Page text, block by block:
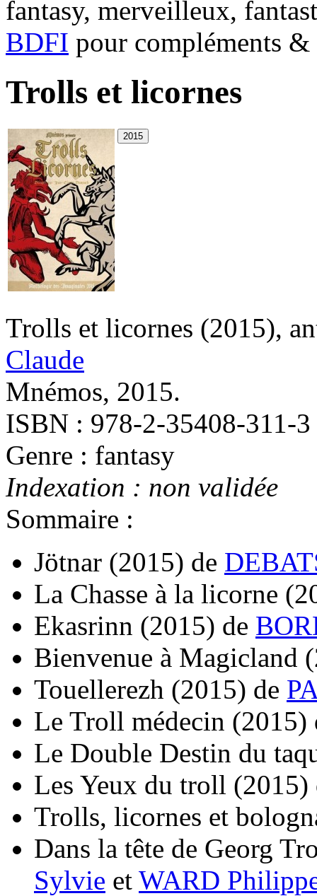
fantasy, merveilleux,
BDFI pour compléments
Trolls et licornes
Trolls et licornes (2015),
Claude
Mnémos, 2015.
ISBN : 978-2-35408-311-3
Genre : fantasy
Indexation : non validée
Sommaire :
Jötnar (2015) de
La Chasse à la licorne
Ekasrinn (2015) de
Bienvenue à Magicland
Touellerezh (2015) de
Le Troll médecin (2015)
Le Double Destin du
Les Yeux du troll (2015)
Trolls, licornes et
Dans la tête de Georg
Sylvie et WARD